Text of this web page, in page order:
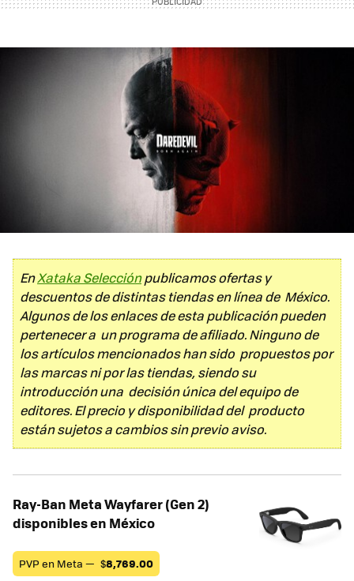
EnXataka Selecciónpublicamos ofertas y
descuentos de distintas tiendas en línea de México.
Algunos de los enlaces de esta publicación pueden
pertenecer a un programa de afiliado. Ninguno de
los artículos mencionados han sido propuestos por
las marcas ni por las tiendas, siendo su
introducción una decisión única del equipo de
editores. El precio y disponibilidad del producto
están sujetos a cambios sin previo aviso.
Ray-Ban Meta Wayfarer (Gen 2)
disponibles en México
PVP en Meta — $8,769.00